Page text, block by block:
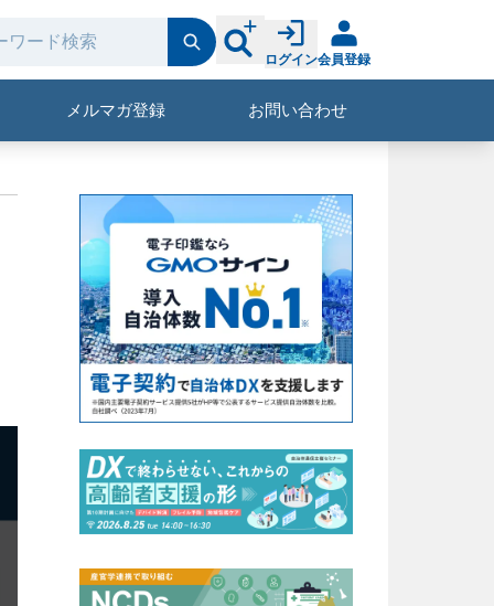
ログイン会員登録
メルマガ登録 お問い合わせ